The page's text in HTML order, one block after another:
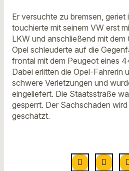
Er versuchte zu bremsen, geriet
touchierte mit seinem VW erst
LKW und anschließend mit
Opel schleuderte auf die
frontal mit dem Peugeot eines
Dabei erlitten die Opel-Fahrerin
schwere Verletzungen und
eingeliefert. Die Staatsstraße
gesperrt. Der Sachschaden
geschätzt.